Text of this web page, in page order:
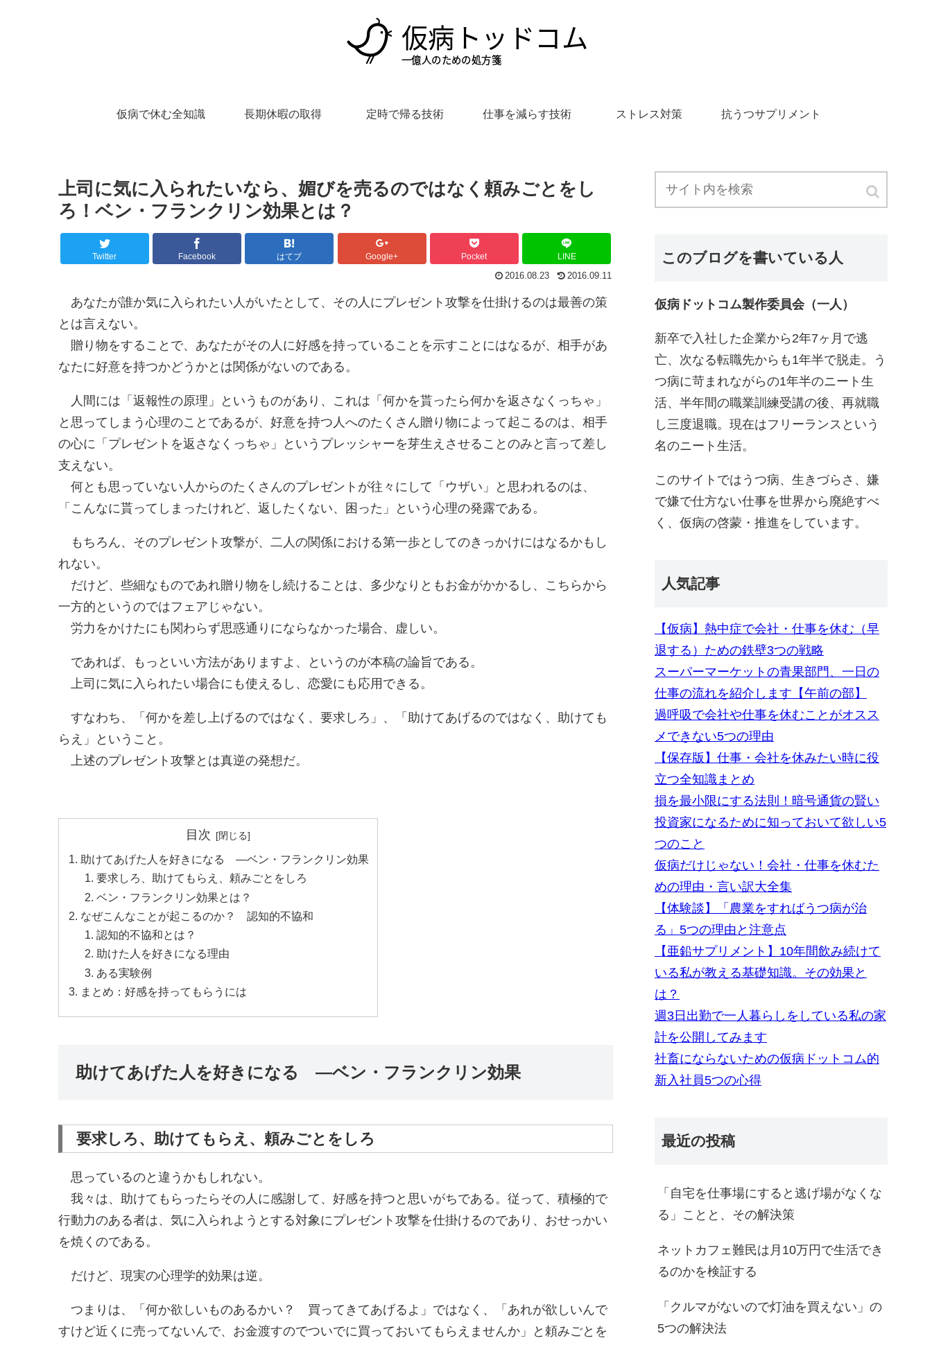
仮病で休む全知識 長期休暇の取得 定時で帰る技術 仕事を減らす技術 ストレス対策 抗うつサプリメント
上司に気に入られたいなら、媚びを売るのではなく頼みごとをし
ろ！ベン・フランクリン効果とは？
Twitter Facebook はてブ Google+ Pocket LINE
2016.08.23 2016.09.11
あなたが誰か気に入られたい人がいたとして、その人にプレゼント攻撃を仕掛けるのは最善の策
とは言えない。
贈り物をすることで、あなたがその人に好感を持っていることを示すことにはなるが、相手があ
なたに好意を持つかどうかとは関係がないのである。
人間には「返報性の原理」というものがあり、これは「何かを貰ったら何かを返さなくっちゃ」
と思ってしまう心理のことであるが、好意を持つ人へのたくさん贈り物によって起こるのは、相手
の心に「プレゼントを返さなくっちゃ」というプレッシャーを芽生えさせることのみと言って差し
支えない。
何とも思っていない人からのたくさんのプレゼントが往々にして「ウザい」と思われるのは、
「こんなに貰ってしまったけれど、返したくない、困った」という心理の発露である。
もちろん、そのプレゼント攻撃が、二人の関係における第一歩としてのきっかけにはなるかもし
れない。
だけど、些細なものであれ贈り物をし続けることは、多少なりともお金がかかるし、こちらから
一方的というのではフェアじゃない。
労力をかけたにも関わらず思惑通りにならなかった場合、虚しい。
であれば、もっといい方法がありますよ、というのが本稿の論旨である。
上司に気に入られたい場合にも使えるし、恋愛にも応用できる。
すなわち、「何かを差し上げるのではなく、要求しろ」、「助けてあげるのではなく、助けても
らえ」ということ。
上述のプレゼント攻撃とは真逆の発想だ。
目次
助けてあげた人を好きになる ―ベン・フランクリン効果
要求しろ、助けてもらえ、頼みごとをしろ
ベン・フランクリン効果とは？
なぜこんなことが起こるのか？ 認知的不協和
認知的不協和とは？
助けた人を好きになる理由
ある実験例
まとめ：好感を持ってもらうには
助けてあげた人を好きになる ―ベン・フランクリン効果
要求しろ、助けてもらえ、頼みごとをしろ
思っているのと違うかもしれない。
我々は、助けてもらったらその人に感謝して、好感を持つと思いがちである。従って、積極的で
行動力のある者は、気に入られようとする対象にプレゼント攻撃を仕掛けるのであり、おせっかい
を焼くのである。
だけど、現実の心理学的効果は逆。
つまりは、「何か欲しいものあるかい？ 買ってきてあげるよ」ではなく、「あれが欲しいんで
すけど近くに売ってないんで、お金渡すのでついでに買っておいてもらえませんか」と頼みごとを
このブログを書いている人
仮病ドットコム製作委員会（一人）
新卒で入社した企業から2年7ヶ月で逃
亡、次なる転職先からも1年半で脱走。う
つ病に苛まれながらの1年半のニート生
活、半年間の職業訓練受講の後、再就職
し三度退職。現在はフリーランスという
名のニート生活。
このサイトではうつ病、生きづらさ、嫌
で嫌で仕方ない仕事を世界から廃絶すべ
く、仮病の啓蒙・推進をしています。
人気記事
【仮病】熱中症で会社・仕事を休む（早
退する）ための鉄壁3つの戦略
スーパーマーケットの青果部門、一日の
仕事の流れを紹介します【午前の部】
過呼吸で会社や仕事を休むことがオスス
メできない5つの理由
【保存版】仕事・会社を休みたい時に役
立つ全知識まとめ
損を最小限にする法則！暗号通貨の賢い
投資家になるために知っておいて欲しい5
つのこと
仮病だけじゃない！会社・仕事を休むた
めの理由・言い訳大全集
【体験談】「農業をすればうつ病が治
る」5つの理由と注意点
【亜鉛サプリメント】10年間飲み続けて
いる私が教える基礎知識。その効果と
は？
週3日出勤で一人暮らしをしている私の家
計を公開してみます
社畜にならないための仮病ドットコム的
新入社員5つの心得
最近の投稿
「自宅を仕事場にすると逃げ場がなくな
る」ことと、その解決策
ネットカフェ難民は月10万円で生活でき
るのかを検証する
「クルマがないので灯油を買えない」の
5つの解決法